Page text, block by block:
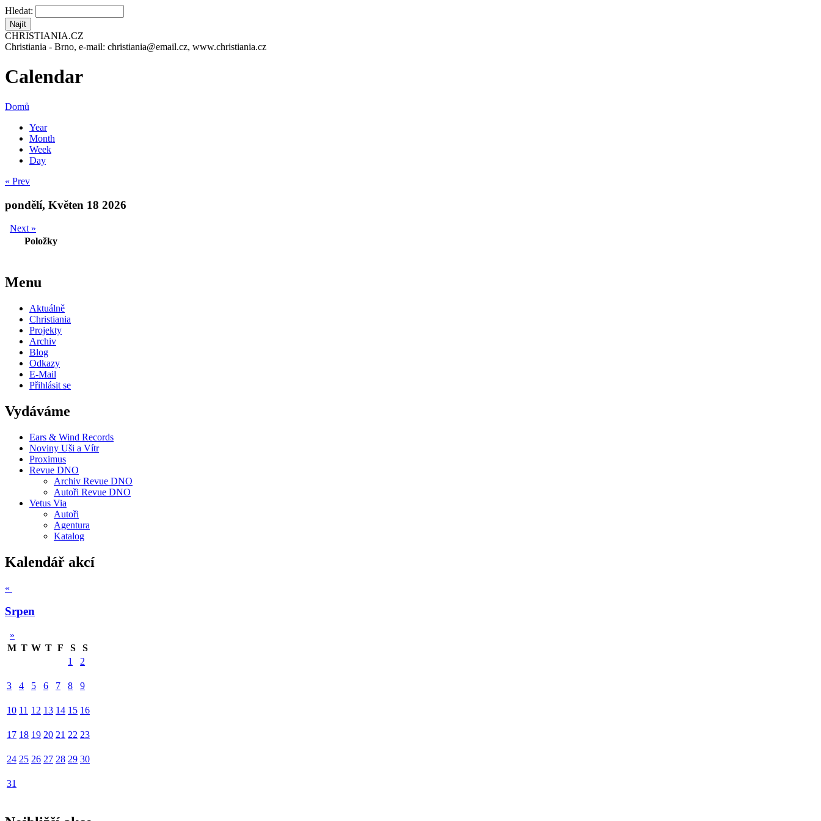
Hledat:
CHRISTIANIA.CZ
Christiania - Brno, e-mail: christiania@email.cz, www.christiania.cz
Calendar
Domů
Year
Month
Week
Day
« Prev
pondělí, Květen 18 2026
Next »
Položky
Menu
Aktuálně
Christiania
Projekty
Archiv
Blog
Odkazy
E-Mail
Přihlásit se
Vydáváme
Ears & Wind Records
Noviny Uši a Vítr
Proximus
Revue DNO
Archiv Revue DNO
Autoři Revue DNO
Vetus Via
Autoři
Agentura
Katalog
Kalendář akcí
«
Srpen
»
M T W T F S
S
1
2
3 4 5 6 7 8 9
10 11 12 13 14 15 16
17 18 19 20 21 22 23
24 25 26 27 28 29 30
31